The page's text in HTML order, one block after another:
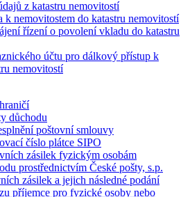
z katastru nemovitostí
k nemovitostem do katastru nemovitostí
řízení o povolení vkladu do katastru
účtu pro dálkový přístup k
nemovitostí
důchodu
poštovní smlouvy
číslo plátce SIPO
zásilek fyzickým osobám
prostřednictvím České pošty, s.p.
zásilek a jejich následné podání
příjemce pro fyzické osoby nebo